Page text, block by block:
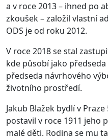
a v roce 2013 – ihned po
zkoušek – založil vlastní
ODS je od roku 2012.
V roce 2018 se stal
kde působí jako
předseda návrhového
životního prostředí.
Jakub Blažek bydlí v
postavil v roce 1911 jeho
malé děti. Rodina se mu